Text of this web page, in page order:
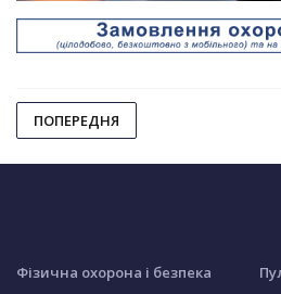
ПОПЕРЕДНЯ
Фізична охорона і безпека